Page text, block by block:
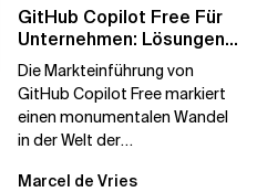
GitHub Copilot Free Für
Unternehmen: Lösungen
Für Eine Sichere Und
Konforme...
Die Markteinführung von
GitHub Copilot Free markiert
einen monumentalen Wandel
in der Welt der
GitHub dieses...
Marcel de Vries